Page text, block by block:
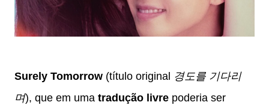
Surely Tomorrow (título original 경도를 기다리
며), que em uma tradução livre poderia ser